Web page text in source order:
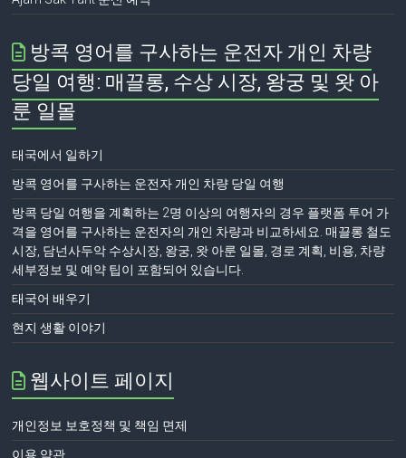
방콕 영어를 구사하는 운전자 개인 차량
당일 여행: 매끌롱, 수상 시장, 왕궁 및 왓 아
룬 일몰
태국에서 일하기
방콕 영어를 구사하는 운전자 개인 차량 당일 여행
방콕 당일 여행을 계획하는 2명 이상의 여행자의 경우 플랫폼 투어 가
격을 영어를 구사하는 운전자의 개인 차량과 비교하세요. 매끌롱 철도
시장, 담넌사두악 수상시장, 왕궁, 왓 아룬 일몰, 경로 계획, 비용, 차량
세부정보 및 예약 팁이 포함되어 있습니다.
태국어 배우기
현지 생활 이야기
웹사이트 페이지
개인정보 보호정책 및 책임 면제
이용 약관